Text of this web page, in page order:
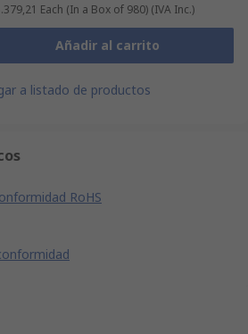
Each (In a Box of 980) (IVA Inc.)
Añadir al carrito
a listado de productos
RoHS